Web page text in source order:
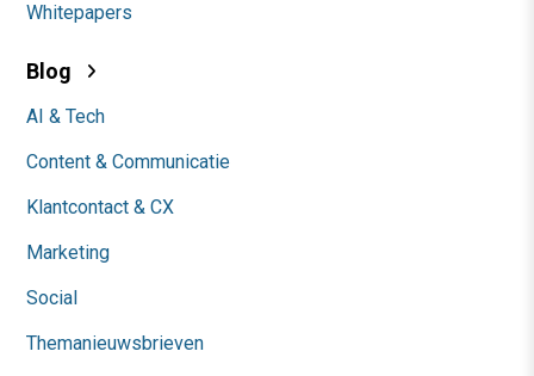
Whitepapers
Blog
AI & Tech
Content & Communicatie
Klantcontact & CX
Marketing
Social
Themanieuwsbrieven